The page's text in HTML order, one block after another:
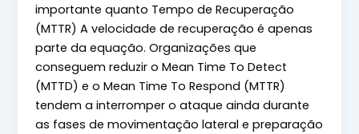
importante quanto Tempo de Recuperação
(MTTR) A velocidade de recuperação é apenas
parte da equação. Organizações que
conseguem reduzir o Mean Time To Detect
(MTTD) e o Mean Time To Respond (MTTR)
tendem a interromper o ataque ainda durante
as fases de movimentação lateral e preparação